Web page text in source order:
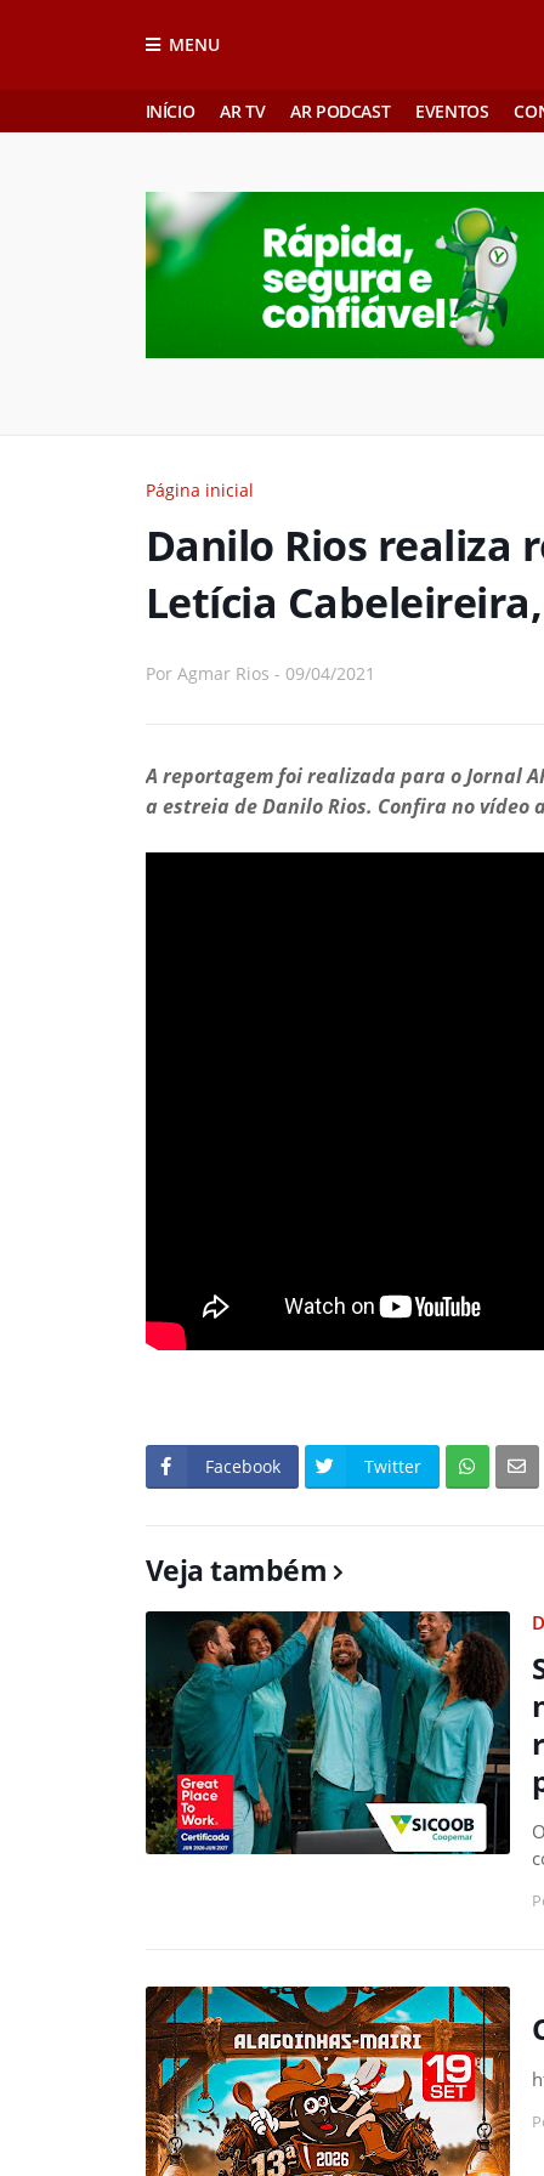
MENU
INÍCIO AR TV AR PODCAST EVENTOS
Página inicial
Danilo Rios realiza
Letícia
Por Agmar Rios - 09/04/2021
A reportagem foi realizada para o Jornal
a estreia de Danilo Rios. Confira no vídeo
Facebook Twitter
Veja também